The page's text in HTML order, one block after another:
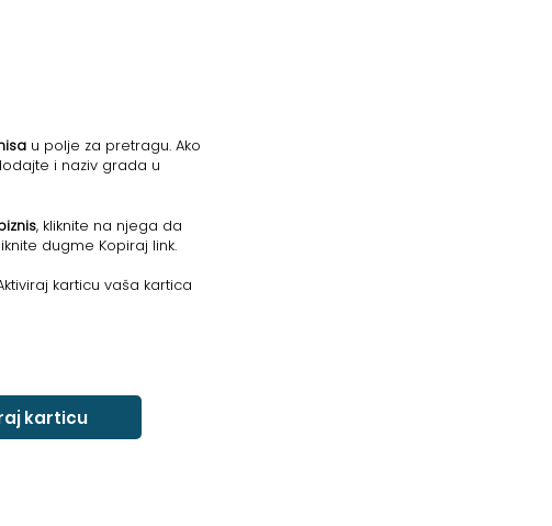
u polje za pretragu. Ako
i naziv grada u
, kliknite na njega da
dugme Kopiraj link.
karticu vaša kartica
karticu